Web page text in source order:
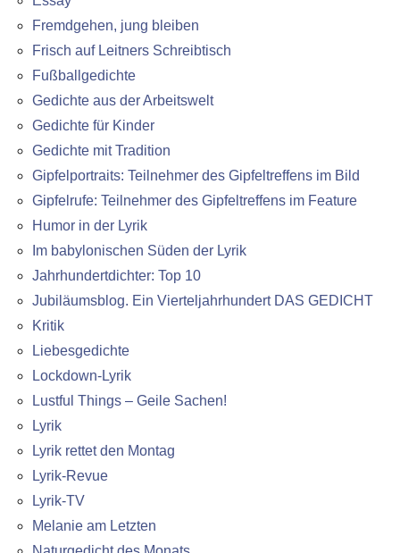
Fremdgehen, jung bleiben
Frisch auf Leitners Schreibtisch
Fußballgedichte
Gedichte aus der Arbeitswelt
Gedichte für Kinder
Gedichte mit Tradition
Gipfelportraits: Teilnehmer des Gipfeltreffens im Bild
Gipfelrufe: Teilnehmer des Gipfeltreffens im Feature
Humor in der Lyrik
Im babylonischen Süden der Lyrik
Jahrhundertdichter: Top 10
Jubiläumsblog. Ein Vierteljahrhundert DAS GEDICHT
Kritik
Liebesgedichte
Lockdown-Lyrik
Lustful Things – Geile Sachen!
Lyrik
Lyrik rettet den Montag
Lyrik-Revue
Lyrik-TV
Melanie am Letzten